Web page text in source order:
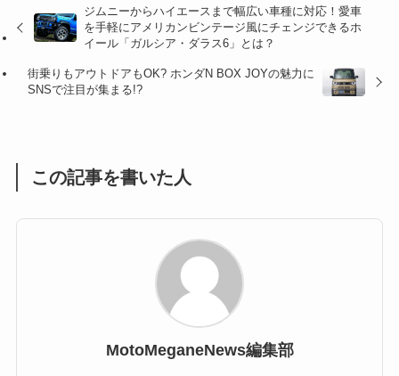
(47)
(1)
(16)
(1)
(55)
ジムニーからハイエースまで幅広い車種に対応！愛車
を手軽にアメリカンビンテージ風にチェンジできるホ
イール「ガルシア・ダラス6」とは？
街乗りもアウトドアもOK? ホンダN BOX JOYの魅力に
SNSで注目が集まる!?
この記事を書いた人
MotoMeganeNews編集部